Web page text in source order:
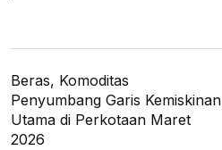
Beras, Komoditas
Penyumbang Garis Kemiskinan
Utama di Perkotaan Maret
2026